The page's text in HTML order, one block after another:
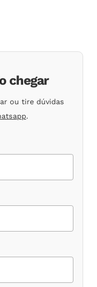
chegar
ou tire dúvidas
.